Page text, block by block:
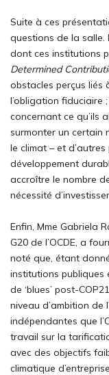
Suite à ces
questions de la salle.
dont ces institutions
Determined
obstacles perçus liés
l’obligation fiduciaire
concernant ce qu’ils
surmonter un certain
le climat – et
développement
accroître le nombre
nécessité
Enfin, Mme Gabriela
G20 de l’OCDE, a
noté que, étant
institutions publiques
de ‘blues’ post-
niveau d’ambition de
indépendantes que
travail sur la
avec des objectifs
climatique